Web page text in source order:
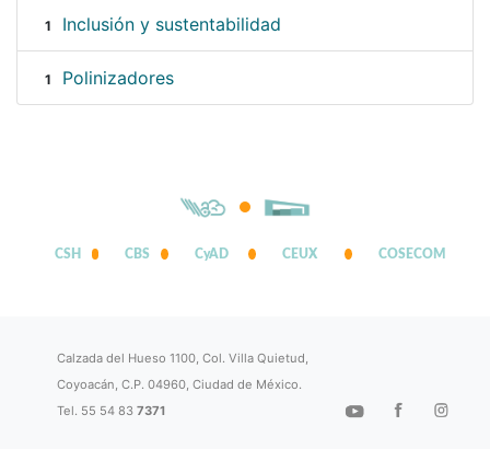
1 Inclusión y sustentabilidad
1 Polinizadores
CSH CBS CyAD CEUX COSECOM
Calzada del Hueso 1100, Col. Villa Quietud,
Coyoacán, C.P. 04960, Ciudad de México.
Tel. 55 54 837371